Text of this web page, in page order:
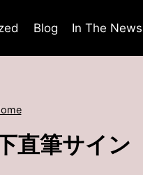
Blog In The News
直筆サイン